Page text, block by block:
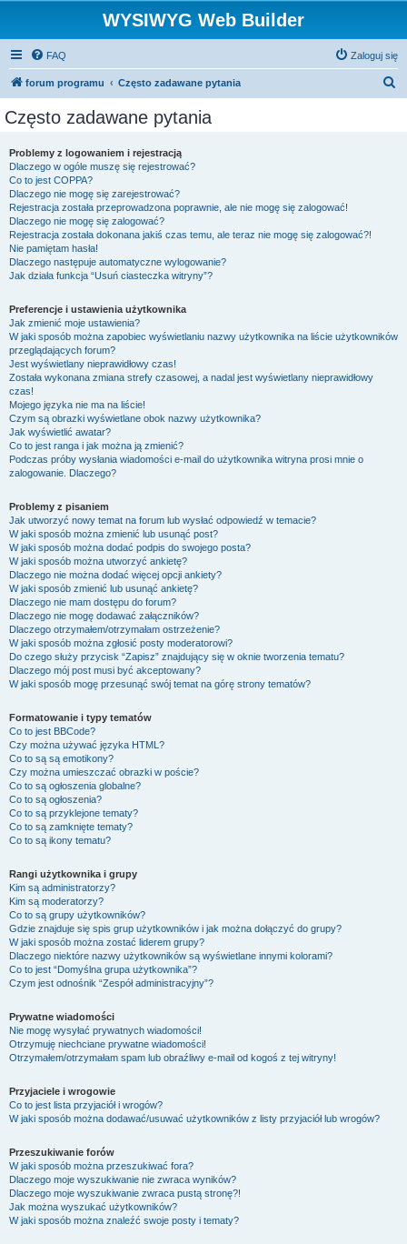
WYSIWYG Web Builder
FAQ Zaloguj się
forum programu Często zadawane pytania
Często zadawane pytania
Problemy z logowaniem i rejestracją
Dlaczego w ogóle muszę się rejestrować?
Co to jest COPPA?
Dlaczego nie mogę się zarejestrować?
Rejestracja została przeprowadzona poprawnie, ale nie mogę się zalogować!
Dlaczego nie mogę się zalogować?
Rejestracja została dokonana jakiś czas temu, ale teraz nie mogę się zalogować?!
Nie pamiętam hasła!
Dlaczego następuje automatyczne wylogowanie?
Jak działa funkcja “Usuń ciasteczka witryny”?
Preferencje i ustawienia użytkownika
Jak zmienić moje ustawienia?
W jaki sposób można zapobiec wyświetlaniu nazwy użytkownika na liście użytkowników
przeglądających forum?
Jest wyświetlany nieprawidłowy czas!
Została wykonana zmiana strefy czasowej, a nadal jest wyświetlany nieprawidłowy
czas!
Mojego języka nie ma na liście!
Czym są obrazki wyświetlane obok nazwy użytkownika?
Jak wyświetlić awatar?
Co to jest ranga i jak można ją zmienić?
Podczas próby wysłania wiadomości e-mail do użytkownika witryna prosi mnie o
zalogowanie. Dlaczego?
Problemy z pisaniem
Jak utworzyć nowy temat na forum lub wysłać odpowiedź w temacie?
W jaki sposób można zmienić lub usunąć post?
W jaki sposób można dodać podpis do swojego posta?
W jaki sposób można utworzyć ankietę?
Dlaczego nie można dodać więcej opcji ankiety?
W jaki sposób zmienić lub usunąć ankietę?
Dlaczego nie mam dostępu do forum?
Dlaczego nie mogę dodawać załączników?
Dlaczego otrzymałem/otrzymałam ostrzeżenie?
W jaki sposób można zgłosić posty moderatorowi?
Do czego służy przycisk “Zapisz” znajdujący się w oknie tworzenia tematu?
Dlaczego mój post musi być akceptowany?
W jaki sposób mogę przesunąć swój temat na górę strony tematów?
Formatowanie i typy tematów
Co to jest BBCode?
Czy można używać języka HTML?
Co to są są emotikony?
Czy można umieszczać obrazki w poście?
Co to są ogłoszenia globalne?
Co to są ogłoszenia?
Co to są przyklejone tematy?
Co to są zamknięte tematy?
Co to są ikony tematu?
Rangi użytkownika i grupy
Kim są administratorzy?
Kim są moderatorzy?
Co to są grupy użytkowników?
Gdzie znajduje się spis grup użytkowników i jak można dołączyć do grupy?
W jaki sposób można zostać liderem grupy?
Dlaczego niektóre nazwy użytkowników są wyświetlane innymi kolorami?
Co to jest “Domyślna grupa użytkownika”?
Czym jest odnośnik “Zespół administracyjny”?
Prywatne wiadomości
Nie mogę wysyłać prywatnych wiadomości!
Otrzymuję niechciane prywatne wiadomości!
Otrzymałem/otrzymałam spam lub obraźliwy e-mail od kogoś z tej witryny!
Przyjaciele i wrogowie
Co to jest lista przyjaciół i wrogów?
W jaki sposób można dodawać/usuwać użytkowników z listy przyjaciół lub wrogów?
Przeszukiwanie forów
W jaki sposób można przeszukiwać fora?
Dlaczego moje wyszukiwanie nie zwraca wyników?
Dlaczego moje wyszukiwanie zwraca pustą stronę?!
Jak można wyszukać użytkowników?
W jaki sposób można znaleźć swoje posty i tematy?